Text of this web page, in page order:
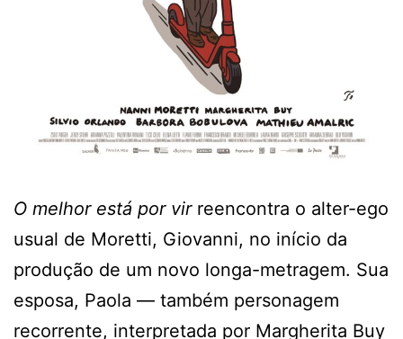
O melhor está por virreencontra o alter-ego
usual de Moretti, Giovanni, no início da
produção de um novo longa-metragem. Sua
esposa, Paola — também personagem
recorrente, interpretada por Margherita Buy